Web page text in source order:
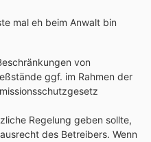
mal eh beim Anwalt bin
von
ggf. im Rahmen der
Regelung geben sollte,
des Betreibers. Wenn